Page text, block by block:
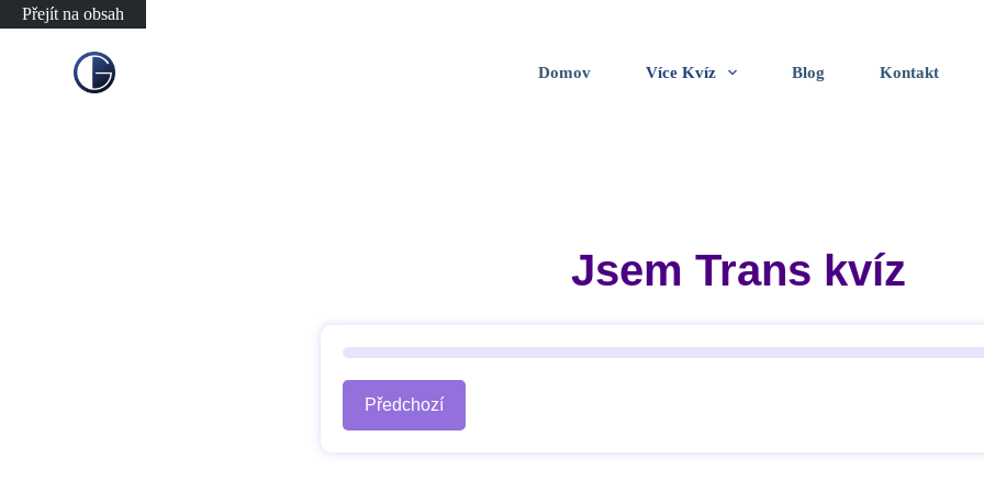
Přejít na obsah
Domov Více Kvíz Blog Kontakt
Jsem Trans kvíz
Předchozí